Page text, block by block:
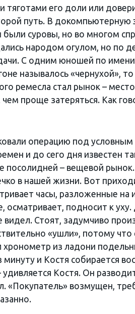
тяготами его доли или
путь. В
суровы, но во многом
народом огулом, но по
С одним юношей по
называлось «чернухой»,
ремесла стал рынок –
проще затеряться. Как
операцию под условным
и до сего дня известен
посолидней – вещевой
в нашей жизни. Вот
часы, разложенные на
осматривает, подносит к
видел. Стоят, задумчиво
«ушли», потому что
из ладони
и Костя собирается
Костя. Он
«Покупатель» возмущен,